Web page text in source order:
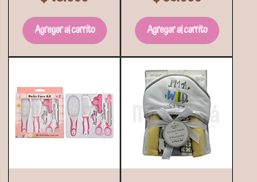
Agregar al carrito Agregar al carrito